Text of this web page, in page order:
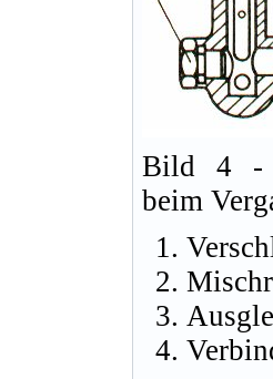
Bild 4 -
beim